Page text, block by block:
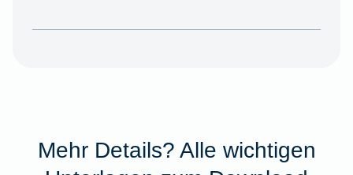
Mehr Details? Alle wichtigen